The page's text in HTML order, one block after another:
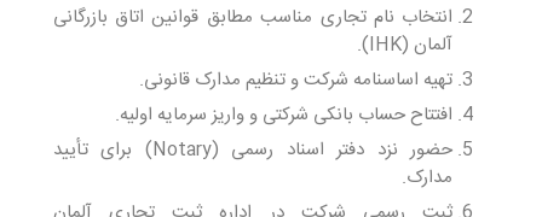
انتخاب نام تجاری مناسب مطابق قوانین اتاق بازرگانی
آلمان (IHK).
تهیه اساسنامه شرکت و تنظیم مدارک قانونی.
افتتاح حساب بانکی شرکتی و واریز سرمایه اولیه.
حضور نزد دفتر اسناد رسمی (Notary) برای تأیید
مدارک.